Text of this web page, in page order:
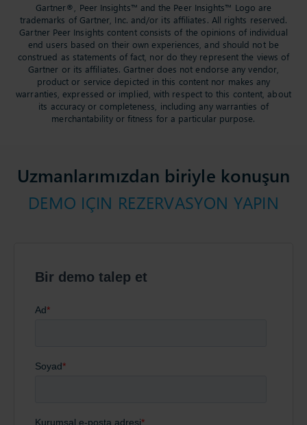
Gartner®, Peer Insights™ and the Peer Insights™ Logo are
trademarks of Gartner, Inc. and/or its affiliates. All rights reserved.
Gartner Peer Insights content consists of the opinions of individual
end users based on their own experiences, and should not be
construed as statements of fact, nor do they represent the views of
Gartner or its affiliates. Gartner does not endorse any vendor,
product or service depicted in this content nor makes any
warranties, expressed or implied, with respect to this content, about
its accuracy or completeness, including any warranties of
merchantability or fitness for a particular purpose.
Uzmanlarımızdan biriyle konuşun
DEMO IÇIN REZERVASYON YAPIN